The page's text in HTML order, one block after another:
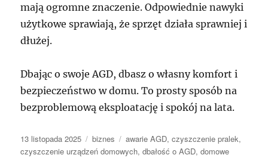
mają ogromne znaczenie. Odpowiednie nawyki
użytkowe sprawiają, że sprzęt działa sprawniej i
dłużej.
Dbając o swoje AGD, dbasz o własny komfort i
bezpieczeństwo w domu. To prosty sposób na
bezproblemową eksploatację i spokój na lata.
Data
publikacji
13 listopada 2025 Kategorie
biznes Tagi
awarie AGD,czyszczenie pralek,
czyszczenie urządzeń domowych,dbałość o AGD,domowe